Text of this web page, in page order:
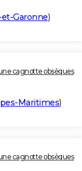
Garonne)
cagnotte obsèques
Maritimes)
cagnotte obsèques